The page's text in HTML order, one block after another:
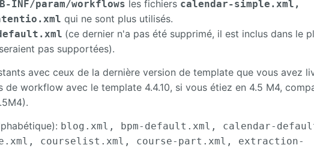
INF/param/workflows les fichiers calendar-simple.xml,
qui ne sont plus utilisés.
(ce dernier n'a pas été supprimé, il est inclus dans le
pas supportées).
avec ceux de la dernière version de template que vous avez
workflow avec le template 4.4.10, si vous étiez en 4.5 M4,
blog.xml, bpm-default.xml, calendar-
courselist.xml, course-part.xml, extraction-